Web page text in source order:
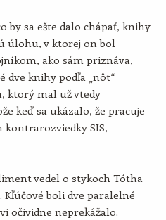
by sa ešte dalo chápať, knihy
úlohu, v ktorej on bol
ako sám priznáva,
dve knihy podľa „nôt“
ktorý mal už vtedy
keď sa ukázalo, že pracuje
kontrarozviedky SIS,
vedel o stykoch Tótha
boli dve paralelné
očividne neprekážalo.